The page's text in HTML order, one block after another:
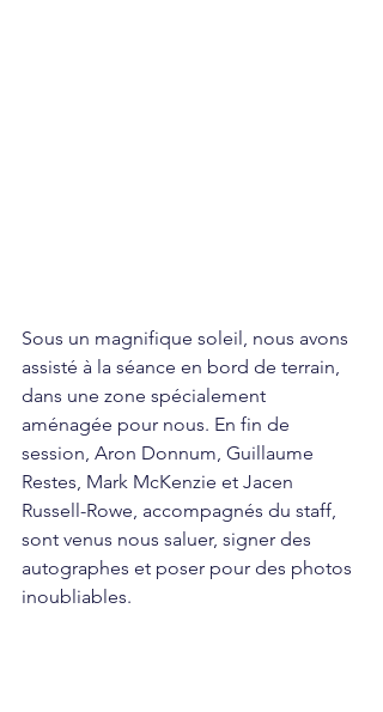
Sous un magnifique soleil, nous avons
assisté à la séance en bord de terrain,
dans une zone spécialement
aménagée pour nous. En fin de
session, Aron Donnum, Guillaume
Restes, Mark McKenzie et Jacen
Russell-Rowe, accompagnés du staff,
sont venus nous saluer, signer des
autographes et poser pour des photos
inoubliables.